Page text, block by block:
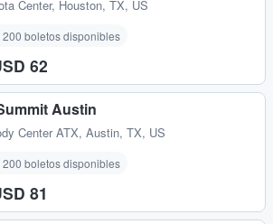
Center, Houston, TX, US
200 boletos disponibles
62
Austin
Center ATX, Austin, TX, US
200 boletos disponibles
81